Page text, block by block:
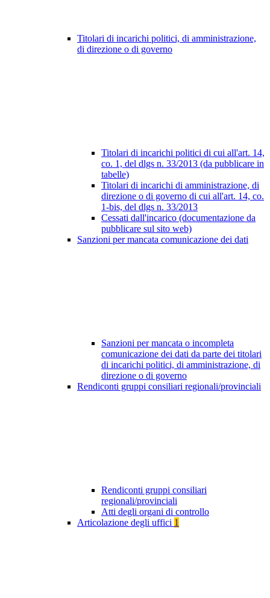
Titolari di incarichi politici, di amministrazione,
di direzione o di governo
Titolari di incarichi politici di cui all'art. 14,
co. 1, del dlgs n. 33/2013 (da pubblicare in
tabelle)
Titolari di incarichi di amministrazione, di
direzione o di governo di cui all'art. 14, co.
1-bis, del dlgs n. 33/2013
Cessati dall'incarico (documentazione da
pubblicare sul sito web)
Sanzioni per mancata comunicazione dei dati
Sanzioni per mancata o incompleta
comunicazione dei dati da parte dei titolari
di incarichi politici, di amministrazione, di
direzione o di governo
Rendiconti gruppi consiliari regionali/provinciali
Rendiconti gruppi consiliari
regionali/provinciali
Atti degli organi di controllo
Articolazione degli uffici 1